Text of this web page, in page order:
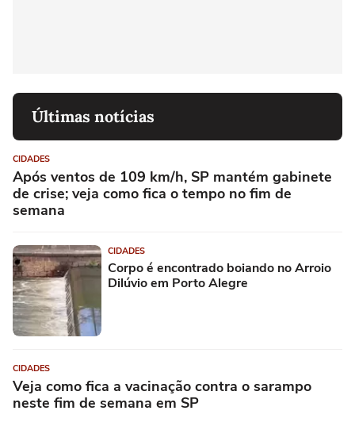
Últimas notícias
CIDADES
Após ventos de 109 km/h, SP mantém gabinete
de crise; veja como fica o tempo no fim de
semana
CIDADES
Corpo é encontrado boiando no Arroio
Dilúvio em Porto Alegre
CIDADES
Veja como fica a vacinação contra o sarampo
neste fim de semana em SP